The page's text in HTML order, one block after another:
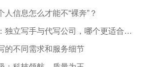
信息怎么才能不“裸奔”？
立写手与代写公司，哪个更适合你？
的不同需求和服务细节